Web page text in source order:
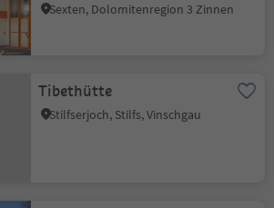
Sexten, Dolomitenregion 3 Zinnen
Tibethütte
Stilfserjoch, Stilfs, Vinschgau